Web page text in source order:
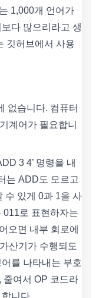
1,000개 언어가
다 많으리라고 생
깃허브에서 사용
없습니다. 컴퓨터
계어가 필요합니
3 4’ 명령을 내
는 ADD도 모르고
수 있게 0과 1을 사
011로 표현하자는
오면 내부 회로에
산기가 수행되도
를 나타내는 부호
줄여서 OP 코드라